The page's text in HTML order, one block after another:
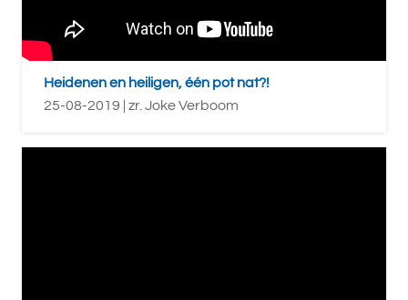
Heidenen en heiligen, één pot nat?!
25-08-2019 | zr. Joke Verboom